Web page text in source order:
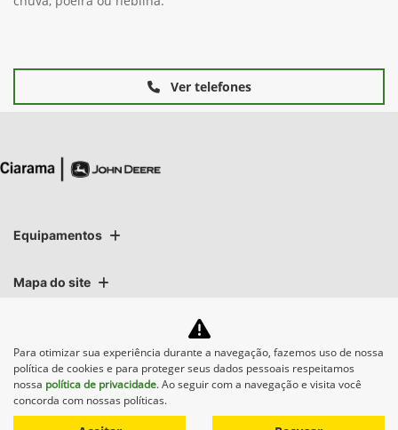
Ver telefones
Equipamentos
Mapa do site
Para otimizar sua experiência durante a navegação, fazemos uso de nossa
política de cookies e para proteger seus dados pessoais respeitamos
nossa política de privacidade. Ao seguir com a navegação e visita você
concorda com nossas políticas.